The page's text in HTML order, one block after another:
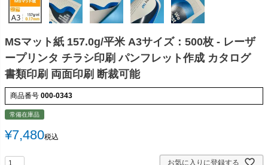
MSマット紙 157.0g/平米 A3サイズ：500枚 - レーザ
ープリンタ チラシ印刷 パンフレット作成 カタログ
書類印刷 両面印刷 断裁可能
商品番号 000-0343
常備在庫品
¥7,480税込
お気に入りに登録する